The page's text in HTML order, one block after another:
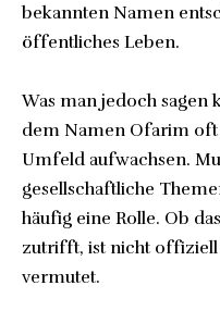
bekannten Namen
öffentliches Leben.
Was man jedoch sagen
dem Namen Ofarim
Umfeld aufwachsen.
gesellschaftliche
häufig eine Rolle. Ob
zutrifft, ist nicht
vermutet.